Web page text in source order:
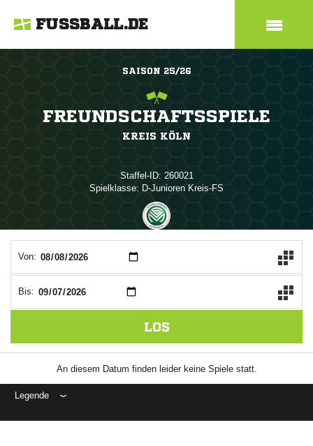
FUSSBALL.DE
SAISON 25/26
FREUNDSCHAFTSSPIELE
KREIS KÖLN
Staffel-ID: 260021
Spielklasse: D-Junioren Kreis-FS
Von:
Bis:
LOS
An diesem Datum finden leider keine Spiele statt.
Legende